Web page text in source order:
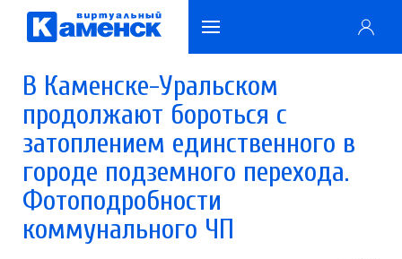
В Каменске-Уральском
продолжают бороться с
затоплением единственного в
городе подземного перехода.
Фотоподробности
коммунального ЧП